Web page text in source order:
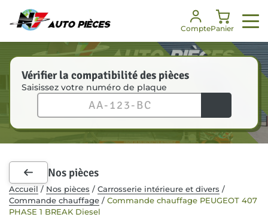
ComptePanier
Nos services
Enlèvement véhicules
Nos pièces
Toutes les pièces
Pièces carrosserie
Kit de démarrage
Notre société
Notre histoire
Nos certifications
Notre équipe
Besoin d’aide ?
FAQ
Communiqués de presse
Vérifier la compatibilité des pièces
Saisissez votre numéro de plaque
Nos pièces
Accueil / Nos pièces / Carrosserie intérieure et divers /
Commande chauffage / Commande chauffage PEUGEOT 407
PHASE 1 BREAK Diesel